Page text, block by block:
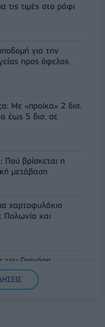
τις τιμές στο ράφι
για την
προς όφελος
Με «προίκα» 2 δισ.
έως 5 δισ. σε
Πού βρίσκεται η
μετάβαση
χαρτοφυλάκιο
και
του Γρηγόρη
επιστρέφει στη